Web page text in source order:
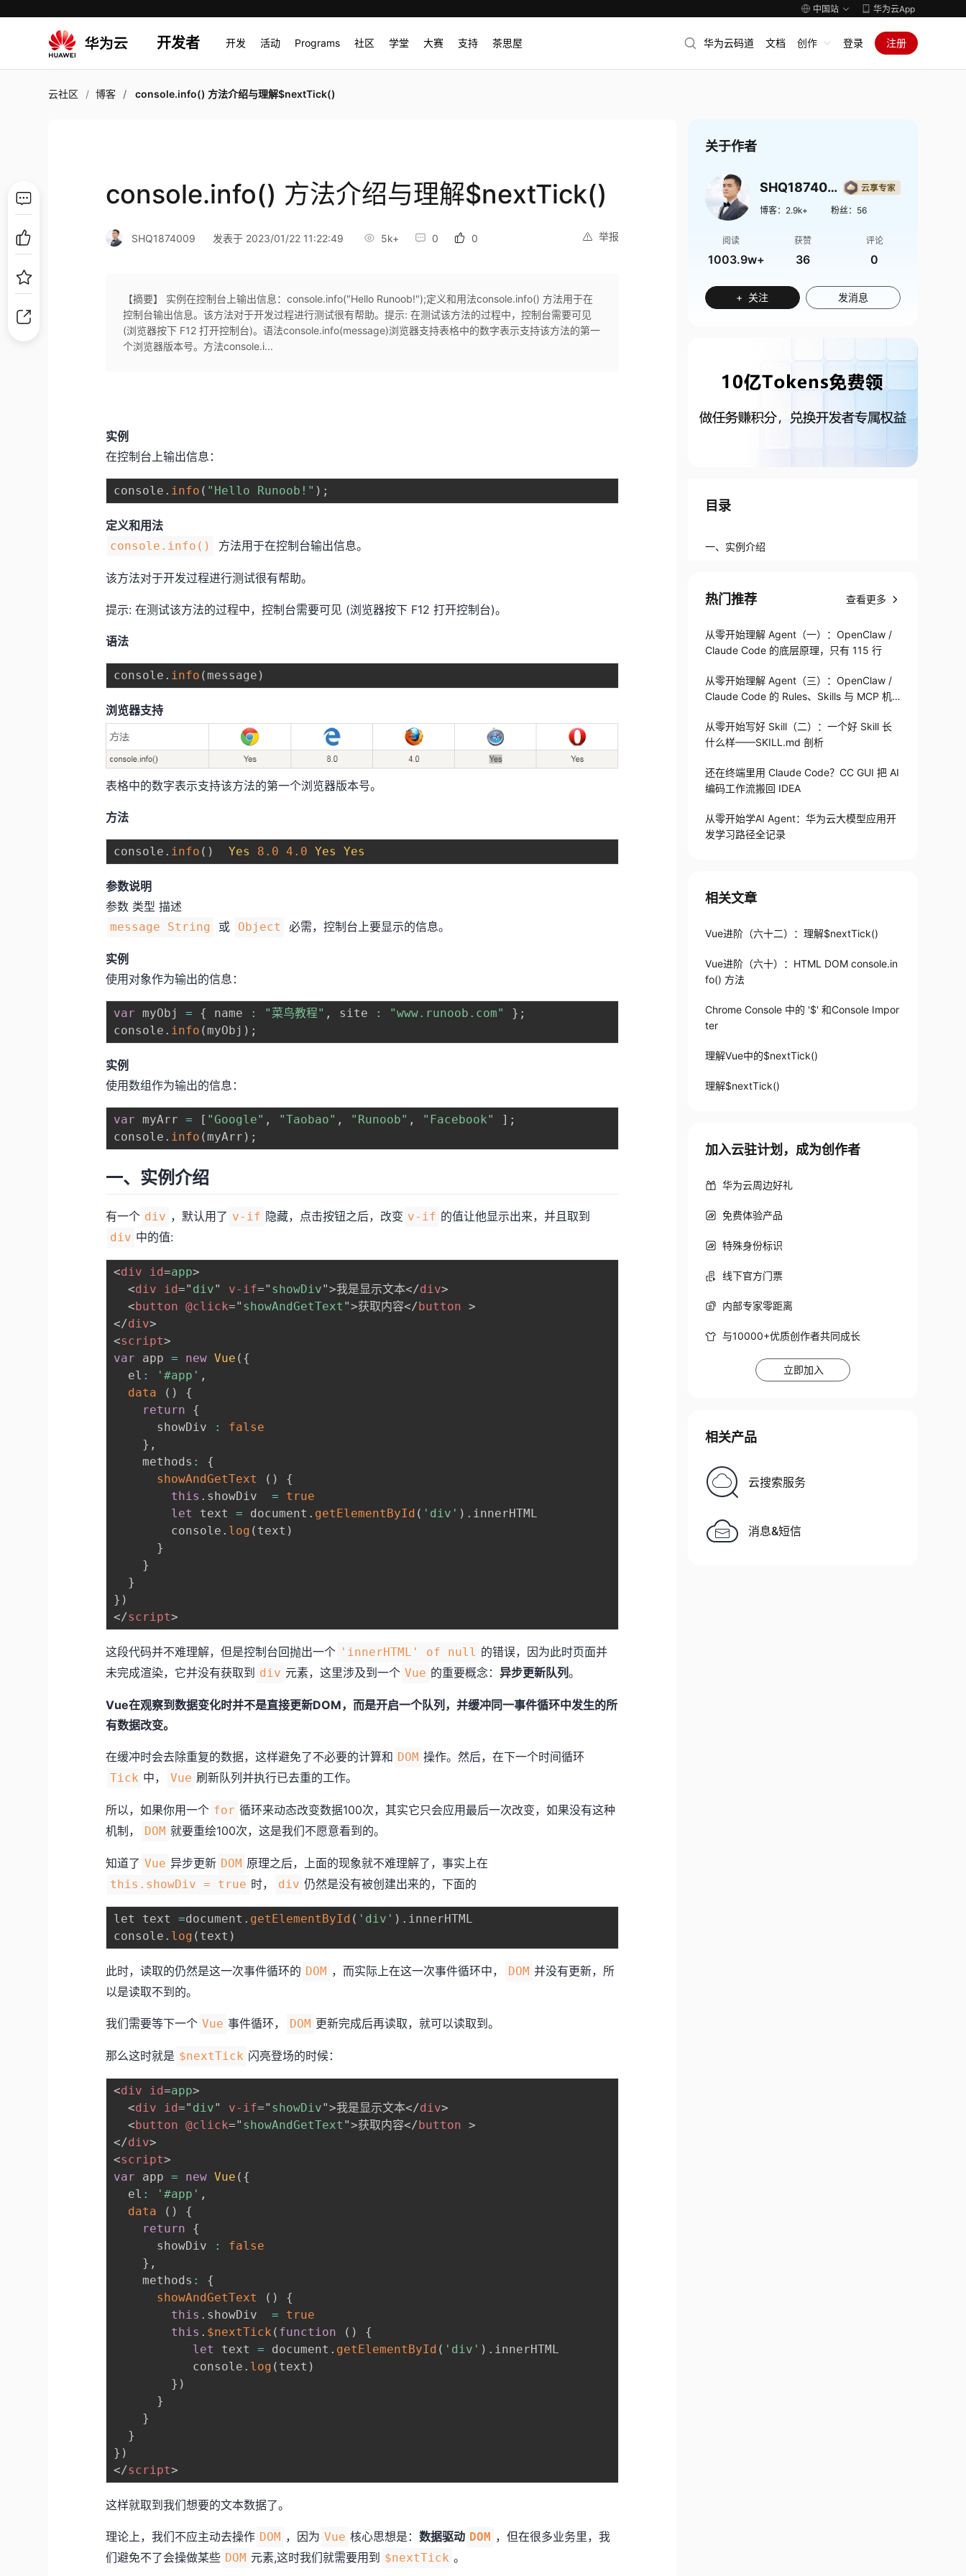
中国站 华为云App
开发者 开发 活动 Programs 社区 学堂 大赛 支持 茶思屋 华为云码道 文档 创作 登录 注册
云社区 博客 console.info() 方法介绍与理解$nextTick()
console.info() 方法介绍与理解$nextTick()
举报
SHQ1874009 发表于 2023/01/22 11:22:49 5k+ 0 0
【摘要】 实例在控制台上输出信息：console.info("Hello Runoob!");定义和用法console.info() 方法用于在
控制台输出信息。该方法对于开发过程进行测试很有帮助。提示: 在测试该方法的过程中，控制台需要可见
(浏览器按下 F12 打开控制台)。语法console.info(message)浏览器支持表格中的数字表示支持该方法的第一
个浏览器版本号。方法console.i...
实例
在控制台上输出信息：
console . info ( "Hello Runoob!" ) ;
定义和用法
console.info() 方法用于在控制台输出信息。
该方法对于开发过程进行测试很有帮助。
提示: 在测试该方法的过程中，控制台需要可见 (浏览器按下 F12 打开控制台)。
语法
console . info ( message )
浏览器支持
表格中的数字表示支持该方法的第一个浏览器版本号。
方法
console . info ( ) Yes 8.0 4.0 Yes Yes
参数说明
参数 类型 描述
message String 或 Object 必需，控制台上要显示的信息。
实例
使用对象作为输出的信息：
var myObj = { name : "菜鸟教程" , site : "www.runoob.com" } ;
console . info ( myObj ) ;
实例
使用数组作为输出的信息：
var myArr = [ "Google" , "Taobao" , "Runoob" , "Facebook" ] ;
console . info ( myArr ) ;
一、实例介绍
有一个 div ，默认用了 v-if 隐藏，点击按钮之后，改变 v-if 的值让他显示出来，并且取到
div 中的值:
<div id=app>
<div id=" div" v-if=" showDiv">我是显示文本</div>
< button @click=" showAndGetText ">获取内容</ button >
</div>
<script>
var app = new Vue ( {
  el
: '#app' ,
data
( )
{
return
{
      showDiv
:
false
} ,
    methods
:
{
showAndGetText
( )
{
this . showDiv =
true
let
text = document . getElementById ( 'div' ) . innerHTML
        console
. log ( text )
}
}
}
} )
</script>
这段代码并不难理解，但是控制台回抛出一个 'innerHTML' of null 的错误，因为此时页面并
未完成渲染，它并没有获取到 div 元素，这里涉及到一个 Vue 的重要概念：异步更新队列。
Vue在观察到数据变化时并不是直接更新DOM，而是开启一个队列，并缓冲同一事件循环中发生的所
有数据改变。
在缓冲时会去除重复的数据，这样避免了不必要的计算和 DOM 操作。然后，在下一个时间循环
Tick 中， Vue 刷新队列并执行已去重的工作。
所以，如果你用一个 for 循环来动态改变数据100次，其实它只会应用最后一次改变，如果没有这种
机制，
DOM 就要重绘100次，这是我们不愿意看到的。
知道了 Vue 异步更新 DOM 原理之后，上面的现象就不难理解了，事实上在
this.showDiv = true 时， div 仍然是没有被创建出来的，下面的
let text =document . getElementById ( 'div' ) . innerHTML
console . log ( text )
此时，读取的仍然是这一次事件循环的 DOM ，而实际上在这一次事件循环中， DOM 并没有更新，所
以是读取不到的。
我们需要等下一个 Vue 事件循环， DOM 更新完成后再读取，就可以读取到。
那么这时就是 $nextTick 闪亮登场的时候：
<div id=app>
<div id=" div" v-if=" showDiv">我是显示文本</div>
< button @click=" showAndGetText ">获取内容</ button >
</div>
<script>
var app = new Vue ( {
  el
: '#app' ,
data
( )
{
return
{
      showDiv
:
false
} ,
    methods
:
{
showAndGetText
( )
{
this . showDiv =
true
this . $nextTick ( function ( )
{
let
text = document . getElementById ( 'div' ) . innerHTML
    	   console
. log ( text )
} )
}
}
}
} )
</script>
这样就取到我们想要的文本数据了。
理论上，我们不应主动去操作 DOM ，因为 Vue 核心思想是：数据驱动 DOM ，但在很多业务里，我
们避免不了会操做某些 DOM 元素,这时我们就需要用到 $nextTick 。
关于作者
SHQ1874009
博客： 2.9k+ 粉丝： 56
阅读
1003.9w+
获赞
36
评论
0
+ 关注 发消息
目录
一、实例介绍
热门推荐 查看更多
从零开始理解 Agent（一）：OpenClaw /
Claude Code 的底层原理，只有 115 行
从零开始理解 Agent（三）：OpenClaw /
Claude Code 的 Rules、Skills 与 MCP 机
从零开始写好 Skill（二）：一个好 Skill 长
什么样——SKILL.md 剖析
还在终端里用 Claude Code？CC GUI 把 AI
编码工作流搬回 IDEA
从零开始学AI Agent：华为云大模型应用开
发学习路径全记录
相关文章
Vue进阶（六十二）：理解$nextTick()
Vue进阶（六十）：HTML DOM console.in
fo() 方法
Chrome Console 中的 '$' 和Console Impor
ter
理解Vue中的$nextTick()
理解$nextTick()
加入云驻计划，成为创作者
华为云周边好礼
免费体验产品
特殊身份标识
线下官方门票
内部专家零距离
与10000+优质创作者共同成长
立即加入
相关产品
云搜索服务
消息&短信